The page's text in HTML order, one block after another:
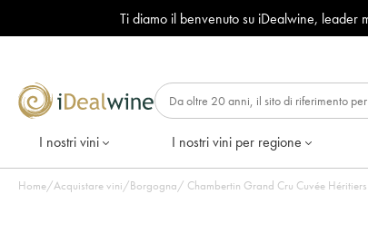
Ti diamo il benvenuto su iDealwine, leader
I nostri vini I nostri vini per regione
Home/Acquistare vini/Borgogna/